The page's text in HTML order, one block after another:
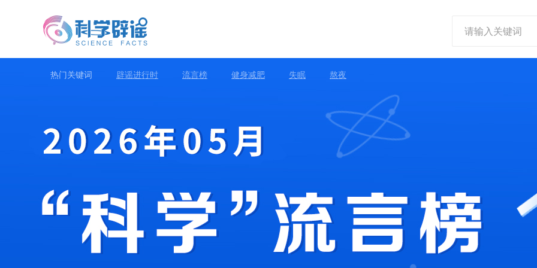
热门关键词 辟谣进行时 流言榜 健身减肥 失眠 熬夜